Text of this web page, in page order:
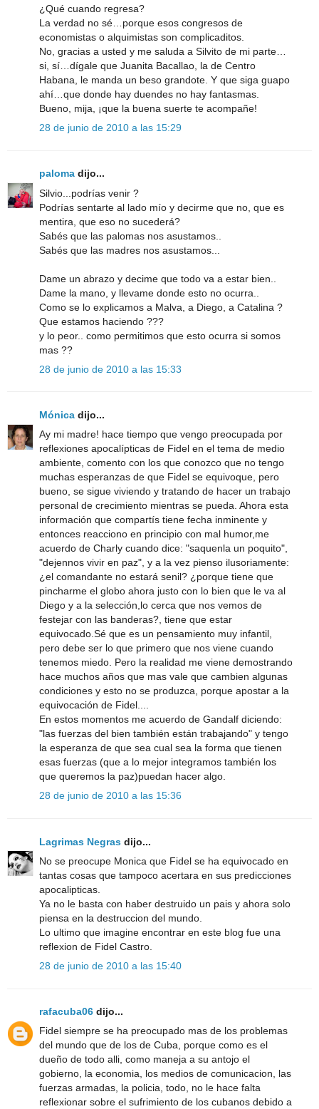
¿Qué cuando regresa?
La verdad no sé…porque esos congresos de
economistas o alquimistas son complicaditos.
No, gracias a usted y me saluda a Silvito de mi parte…
si, sí…dígale que Juanita Bacallao, la de Centro
Habana, le manda un beso grandote. Y que siga guapo
ahí…que donde hay duendes no hay fantasmas.
Bueno, mija, ¡que la buena suerte te acompañe!
28 de junio de 2010 a las 15:29
paloma dijo...
Silvio...podrías venir ?
Podrías sentarte al lado mío y decirme que no, que es
mentira, que eso no sucederá?
Sabés que las palomas nos asustamos..
Sabés que las madres nos asustamos...
Dame un abrazo y decime que todo va a estar bien..
Dame la mano, y llevame donde esto no ocurra..
Como se lo explicamos a Malva, a Diego, a Catalina ?
Que estamos haciendo ???
y lo peor.. como permitimos que esto ocurra si somos
mas ??
28 de junio de 2010 a las 15:33
Mónica dijo...
Ay mi madre! hace tiempo que vengo preocupada por
reflexiones apocalípticas de Fidel en el tema de medio
ambiente, comento con los que conozco que no tengo
muchas esperanzas de que Fidel se equivoque, pero
bueno, se sigue viviendo y tratando de hacer un trabajo
personal de crecimiento mientras se pueda. Ahora esta
información que compartís tiene fecha inminente y
entonces reacciono en principio con mal humor,me
acuerdo de Charly cuando dice: "saquenla un poquito",
"dejennos vivir en paz", y a la vez pienso ilusoriamente:
¿el comandante no estará senil? ¿porque tiene que
pincharme el globo ahora justo con lo bien que le va al
Diego y a la selección,lo cerca que nos vemos de
festejar con las banderas?, tiene que estar
equivocado.Sé que es un pensamiento muy infantil,
pero debe ser lo que primero que nos viene cuando
tenemos miedo. Pero la realidad me viene demostrando
hace muchos años que mas vale que cambien algunas
condiciones y esto no se produzca, porque apostar a la
equivocación de Fidel....
En estos momentos me acuerdo de Gandalf diciendo:
"las fuerzas del bien también están trabajando" y tengo
la esperanza de que sea cual sea la forma que tienen
esas fuerzas (que a lo mejor integramos también los
que queremos la paz)puedan hacer algo.
28 de junio de 2010 a las 15:36
Lagrimas Negras dijo...
No se preocupe Monica que Fidel se ha equivocado en
tantas cosas que tampoco acertara en sus predicciones
apocalipticas.
Ya no le basta con haber destruido un pais y ahora solo
piensa en la destruccion del mundo.
Lo ultimo que imagine encontrar en este blog fue una
reflexion de Fidel Castro.
28 de junio de 2010 a las 15:40
rafacuba06 dijo...
Fidel siempre se ha preocupado mas de los problemas
del mundo que de los de Cuba, porque como es el
dueño de todo alli, como maneja a su antojo el
gobierno, la economia, los medios de comunicacion, las
fuerzas armadas, la policia, todo, no le hace falta
reflexionar sobre el sufrimiento de los cubanos debido a